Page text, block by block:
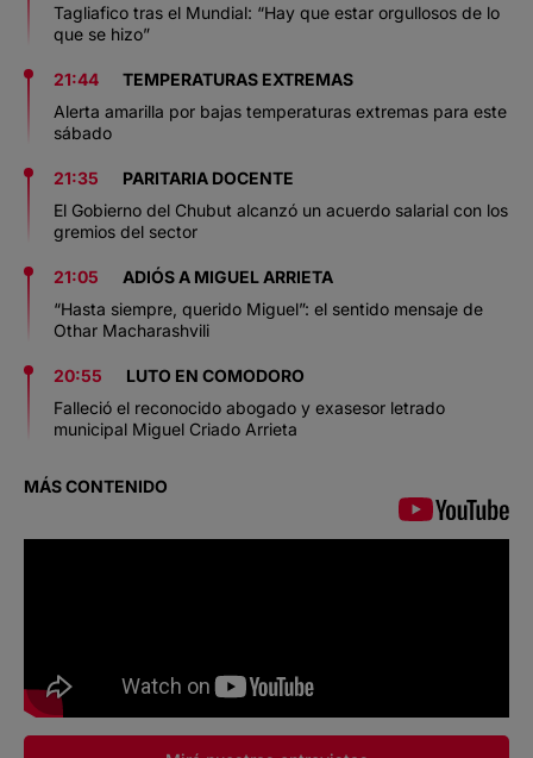
Tagliafico tras el Mundial: “Hay que estar orgullosos de lo
que se hizo”
21:44
TEMPERATURAS EXTREMAS
Alerta amarilla por bajas temperaturas extremas para este
sábado
21:35
PARITARIA DOCENTE
El Gobierno del Chubut alcanzó un acuerdo salarial con los
gremios del sector
21:05
ADIÓS A MIGUEL ARRIETA
“Hasta siempre, querido Miguel”: el sentido mensaje de
Othar Macharashvili
20:55
LUTO EN COMODORO
Falleció el reconocido abogado y exasesor letrado
municipal Miguel Criado Arrieta
MÁS CONTENIDO